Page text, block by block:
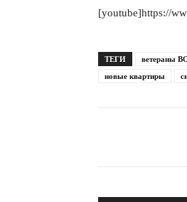
[youtube]https://
ТЕГИ ветераны
новые квартиры